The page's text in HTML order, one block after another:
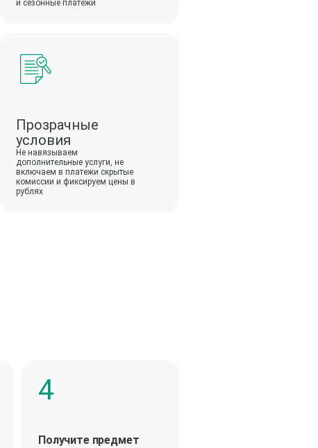
и сезонные платежи
Прозрачные
условия
Не навязываем
дополнительные услуги, не
включаем в платежи скрытые
комиссии и фиксируем цены в
рублях
Получите предмет